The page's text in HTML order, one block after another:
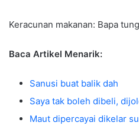
Keracunan makanan: Bapa
Baca Artikel Menarik:
Sanusi buat balik dah
Saya tak boleh dibeli,
Maut dipercayai dikelar